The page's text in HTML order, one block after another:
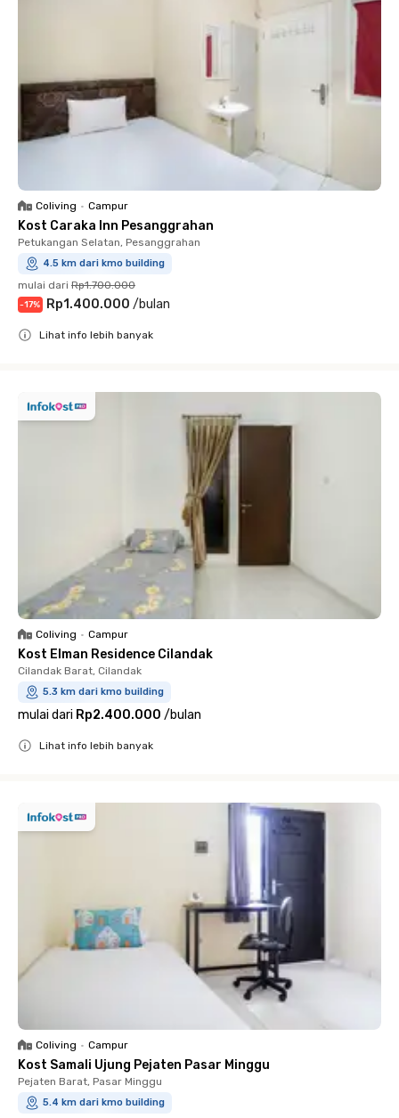
Coliving • Campur
Kost Caraka Inn Pesanggrahan
Petukangan Selatan, Pesanggrahan
4.5 km dari kmo building
mulai dari Rp1.700.000
-17% Rp1.400.000 /bulan
Lihat info lebih banyak
Coliving • Campur
Kost Elman Residence Cilandak
Cilandak Barat, Cilandak
5.3 km dari kmo building
mulai dari Rp2.400.000 /bulan
Lihat info lebih banyak
Coliving • Campur
Kost Samali Ujung Pejaten Pasar Minggu
Pejaten Barat, Pasar Minggu
5.4 km dari kmo building